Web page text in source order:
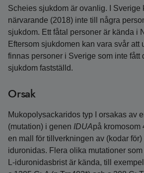
Scheies sjukdom är ovanlig. I Sverige
närvarande (2018) inte till några
sjukdom. Ett fåtal personer är kända i
Eftersom sjukdomen kan vara svår att
finnas personer i Sverige som inte fått
sjukdom fastställd.
Orsak
Mukopolysackaridos typ I orsakas av
(mutation) i genen IDUApå kromosom
en mall för tillverkningen av (kodar
iduronidas. Flera olika mutationer
L-iduronidasbrist är kända, till